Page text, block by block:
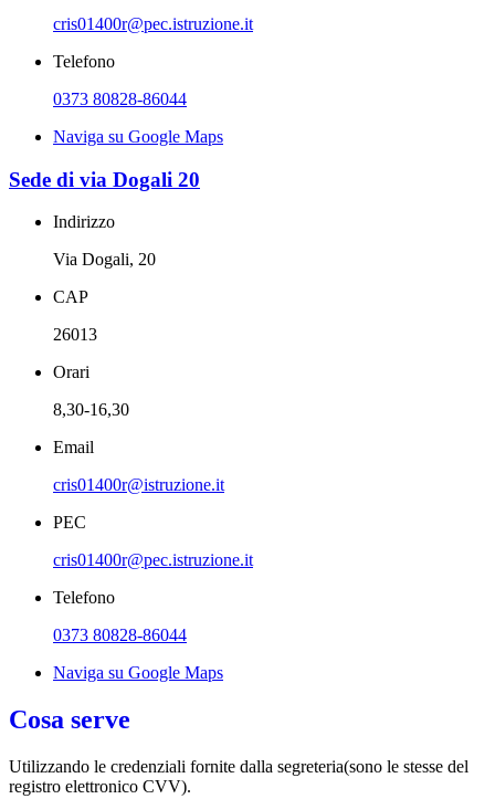
cris01400r@pec.istruzione.it
Telefono
0373 80828-86044
Naviga su Google Maps
Sede di via Dogali 20
Indirizzo
Via Dogali, 20
CAP
26013
Orari
8,30-16,30
Email
cris01400r@istruzione.it
PEC
cris01400r@pec.istruzione.it
Telefono
0373 80828-86044
Naviga su Google Maps
Cosa serve
Utilizzando le credenziali fornite dalla segreteria(sono le stesse del
registro elettronico CVV).